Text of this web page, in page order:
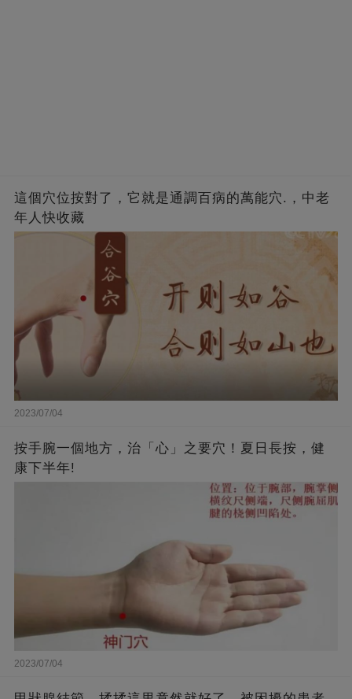
這個穴位按對了，它就是通調百病的萬能穴.，中老
年人快收藏
2023/07/04
按手腕一個地方，治「心」之要穴！夏日長按，健
康下半年!
2023/07/04